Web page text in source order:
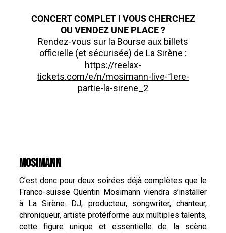
CONCERT COMPLET ! VOUS CHERCHEZ
OU VENDEZ UNE PLACE ?
Rendez-vous sur la Bourse aux billets
officielle (et sécurisée) de La Sirène :
https://reelax-
tickets.com/e/n/mosimann-live-1ere-
partie-la-sirene_2
MOSIMANN
C’est donc pour deux soirées déjà complètes que le
Franco-suisse Quentin Mosimann viendra s’installer
à La Sirène. DJ, producteur, songwriter, chanteur,
chroniqueur, artiste protéiforme aux multiples talents,
cette figure unique et essentielle de la scène